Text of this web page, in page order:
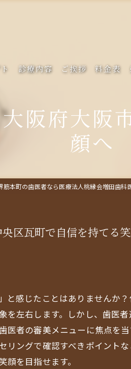
診療内容 ご挨拶 料金表
阪府大阪
顔へ
筋本町の歯医者なら医療法人桃縁会増田歯科
区瓦町で自信を持てる
と感じたことはありませんか
左右します。しかし、歯医
医者の審美メニューに焦点を
ングで確認すべきポイント
を目指せます。